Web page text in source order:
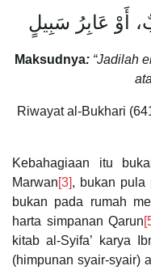
أَوْ عَابِرُ سَبِيلٍ
Maksudnya: “Jadilah
Riwayat al-Bukhari
Kebahagiaan itu
Marwan[3], bukan pula
bukan pada rumah
harta simpanan Qarun
kitab al-Syifa’ karya
(himpunan syair-syair)